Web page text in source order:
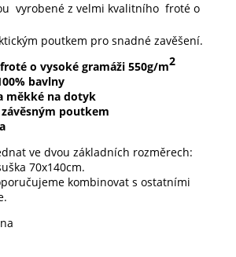
vyrobené z velmi kvalitního froté o
poutkem pro snadné zavěšení.
o vysoké gramáži 550g/m2
bavlny
měkké na dotyk
poutkem
ve dvou základních rozměrech:
70x140cm.
kombinovat s ostatními